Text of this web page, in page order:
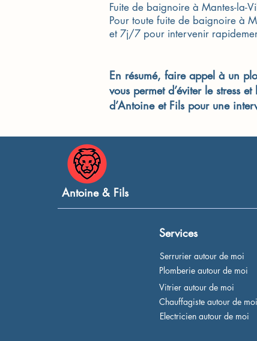
Fuite de baignoire à Mantes-la-
Pour toute fuite de baignoire à
et 7j/7 pour intervenir
En résumé, faire appel à un
vous permet d’éviter le stress
d’Antoine et Fils pour une
Antoine & Fils
Services
Serrurier autour de moi
Plomberie autour de moi
Vitrier autour de moi
Chauffagiste autour de moi
Electricien autour de moi